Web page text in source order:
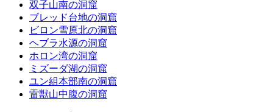
双子山南の洞窟
ブレッド台地の洞窟
ビロン雪原北の洞窟
ヘブラ水源の洞窟
ホロン湾の洞窟
ミズーダ湖の洞窟
ユン組本部南の洞窟
雷獣山中腹の洞窟